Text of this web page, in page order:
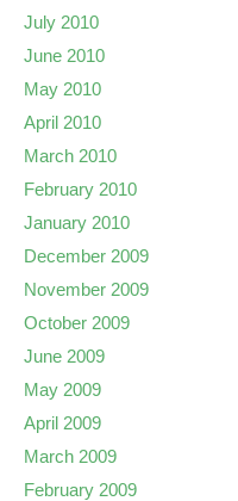
July 2010
June 2010
May 2010
April 2010
March 2010
February 2010
January 2010
December 2009
November 2009
October 2009
June 2009
May 2009
April 2009
March 2009
February 2009